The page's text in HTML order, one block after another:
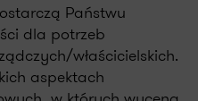
Państwu
dla potrzeb
właścicielskich.
aspektach